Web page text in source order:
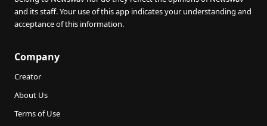
and its staff. Your use of this app indicates your understanding and
acceptance of this information.
Company
Creator
About Us
Terms of Use